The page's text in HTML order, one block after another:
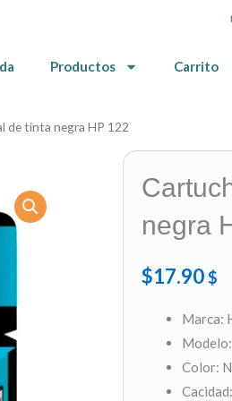
Productos Carrito
de tinta negra HP 122
negra
$17.90$
Marca:
Color: